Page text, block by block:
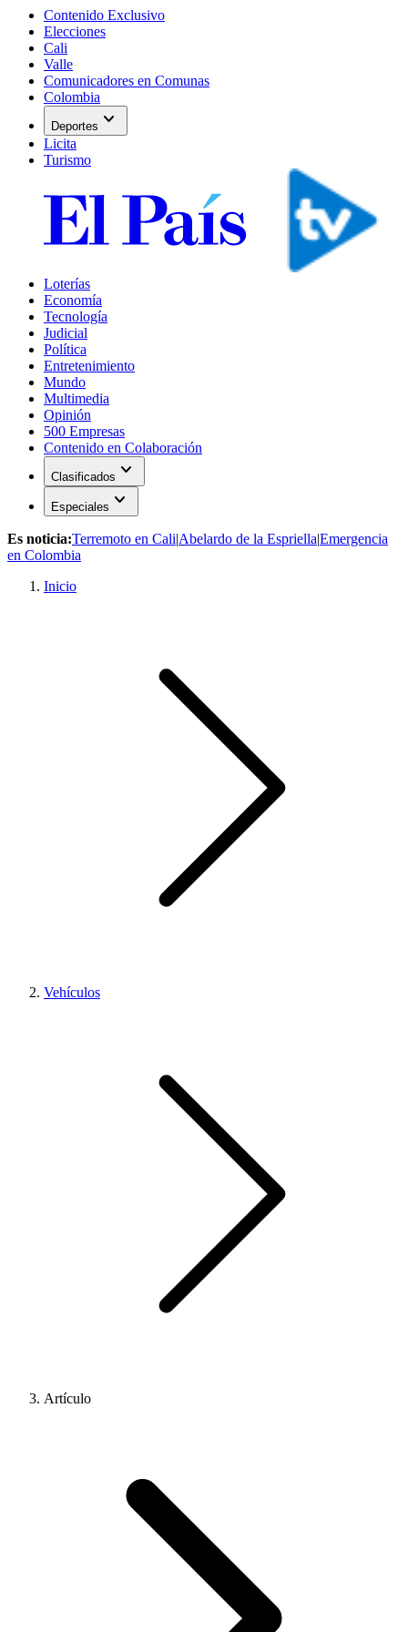
Contenido Exclusivo
Elecciones
Cali
Valle
Comunicadores en Comunas
Colombia
Deportes expand_more
Licita
Turismo
Loterías
Economía
Tecnología
Judicial
Política
Entretenimiento
Mundo
Multimedia
Opinión
500 Empresas
Contenido en Colaboración
Clasificados expand_more
Especiales expand_more
Es noticia:Terremoto en Cali|Abelardo de la Espriella|Emergencia
en Colombia
Inicio
Vehículos
Artículo